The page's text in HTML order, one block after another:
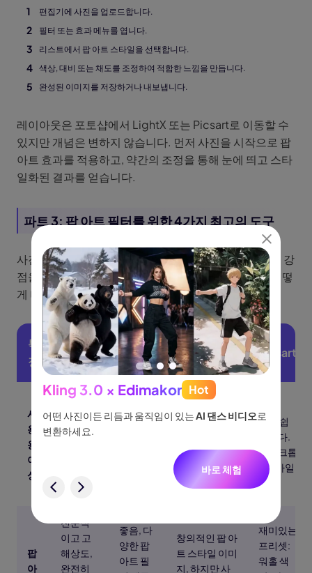
편집기에 사진을 업로드합니다.
필터 또는 효과 메뉴를 엽니다.
리스트에서 팝 아트 스타일을 선택합니다.
색상, 대비 또는 채도를 조정하여 적합한 느낌을 만듭니다.
완성된 이미지를 저장하거나 내보냅니다.
레이아웃은 포토샵에서 LightX 또는 Picsart로 이동할 수
있지만 개념은 변하지 않습니다. 먼저 사진을 시작으로 팝
아트 효과를 적용하고, 약간의 조정을 통해 눈에 띄고 스타
일화된 결과를 얻습니다.
파트 3: 팝 아트 필터를 위한 4가지 최고의 도구
사진을 팝 아트로 변환할 때, 다양한 도구들이 각기 다른 강
점을 제공합니다. 네 가지 인기 있는 옵션을 비교하여 어떻
게 비교되는지 살펴보겠습니다.
특
징
포토샵 LightX Midjourney Picsart
사
용
용
이
성
강력하
지만 복
잡합니
립니다.
매우 쉽
더 어렵습니
롬프트를 통해
작동합니다.
매우 쉽
습니다.
데스크톱
+ 모바일.
팝
아
전문적
이고 고
해상도,
완전히
좋음, 다
양한 팝
아트 필
창의적인 팝 아
트 스타일 이미
지, 하지만 사
재미있는
프리셋:
워홀 색
Kling 3.0 × Edimakor Hot
어떤 사진이든 리듬과 움직임이 있는AI 댄스 비디오로
변환하세요.
바로 체험
아이디
터, 네
니다.